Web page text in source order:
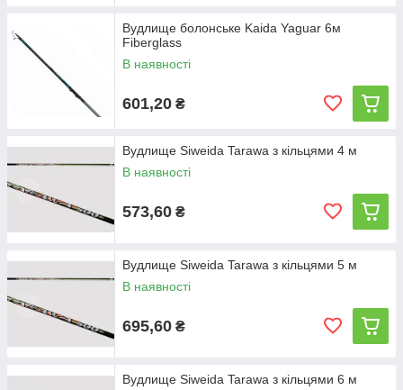
Вудлище болонське Kaida Yaguar 6м
Fiberglass
В наявності
601,20 ₴
Вудлище Siweida Tarawa з кільцями 4 м
В наявності
573,60 ₴
Вудлище Siweida Tarawa з кільцями 5 м
В наявності
695,60 ₴
Вудлище Siweida Tarawa з кільцями 6 м